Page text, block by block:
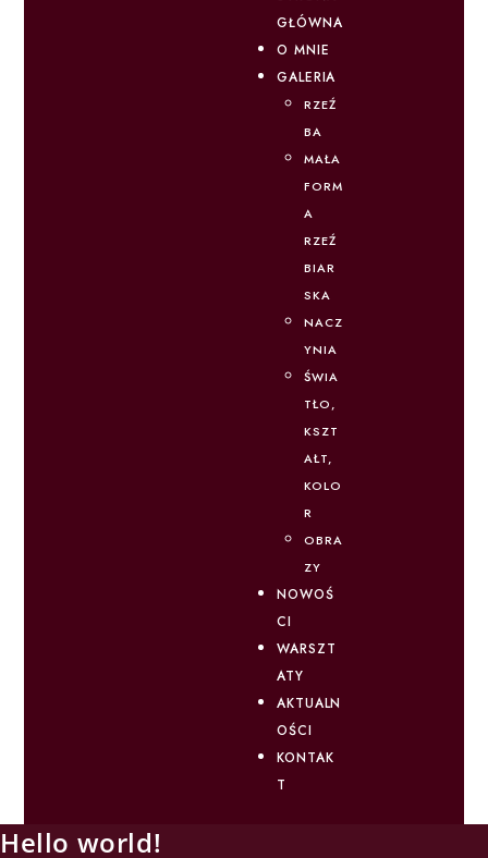
GŁÓWNA
O MNIE
GALERIA
RZEŹ
BA
MAŁA
FORM
A
RZEŹ
BIAR
SKA
NACZ
YNIA
ŚWIA
TŁO,
KSZT
AŁT,
KOLO
R
OBRA
ZY
NOWOŚ
CI
WARSZT
ATY
AKTUALN
OŚCI
KONTAK
T
Hello world!